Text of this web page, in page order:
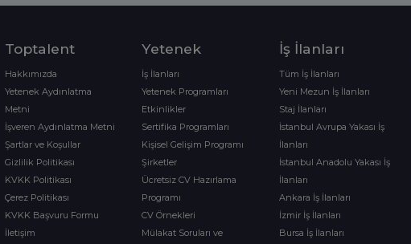
Toptalent
Hakkımızda
Yetenek Aydınlatma
Metni
İşveren Aydınlatma Metni
Şartlar ve Koşullar
Gizlilik Politikası
KVKK Politikası
Çerez Politikası
KVKK Başvuru Formu
İletişim
Yetenek
İş İlanları
Yetenek Programları
Etkinlikler
Sertifika Programları
Kişisel Gelişim Programı
Şirketler
Ücretsiz CV Hazırlama
Programı
CV Örnekleri
Mülakat Soruları ve
İş İlanları
Tüm İş İlanları
Yeni Mezun İş İlanları
Staj İlanları
İstanbul Avrupa Yakası İş
İlanları
İstanbul Anadolu Yakası İş
İlanları
Ankara İş İlanları
İzmir İş İlanları
Bursa İş İlanları